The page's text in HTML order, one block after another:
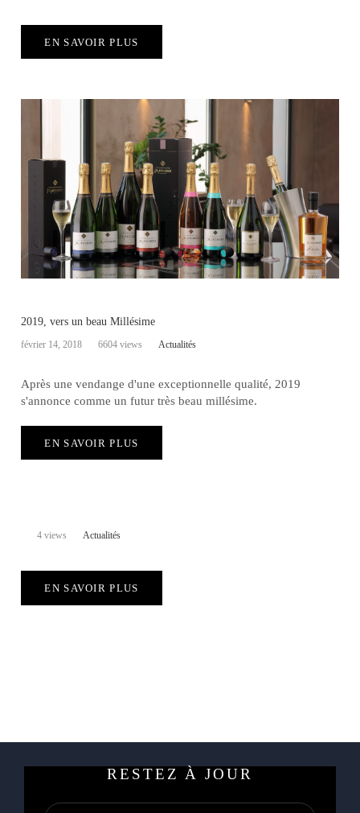
EN SAVOIR PLUS
2019, vers un beau Millésime
février 14, 2018 6604 views Actualités
Après une vendange d'une exceptionnelle qualité, 2019
s'annonce comme un futur très beau millésime.
EN SAVOIR PLUS
4 views Actualités
EN SAVOIR PLUS
RESTEZ À JOUR